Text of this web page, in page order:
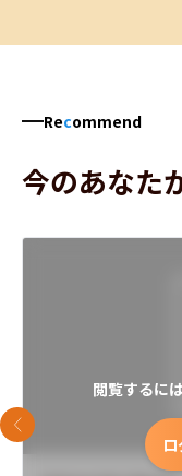
Recommend
今のあなた
閲覧するに
前のスライド